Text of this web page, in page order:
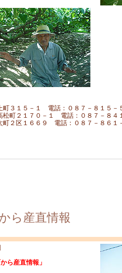
町３１５－１ 電話：０８７－８１５－
松町２１７０－１ 電話：０８７－８４
町２区１６６９ 電話：０８７－８６１
ら産直情報
ら産直情報」